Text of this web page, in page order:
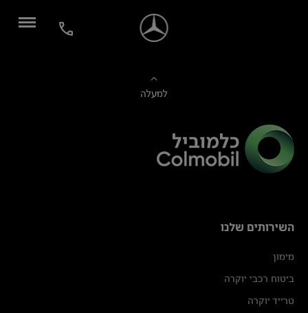
למעלה
השירותים שלנו
מימון
ביטוח רכבי יוקרה
טרייד יוקרה